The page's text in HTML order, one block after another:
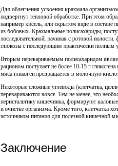
Для облегчения усвоения крахмала
подвергнут тепловой обработке. При этом
например кисель, или скрытом виде в
из бобовых. Крахмальные полисахариды,
последовательной, начиная с ротовой
глюкозы с последующим практически полным
Вторым перевариваемым полисахаридом
рационом поступает не более 10-15 г
мяса гликоген превращается в молочную
Некоторые сложные углеводы (клетчатка,
перевариваются вовсе. Тем не менее, это
перистальтику кишечника, формируют
и очистке организма. Кроме того, клетчатка
источником питания для полезной кишечной
Заключение